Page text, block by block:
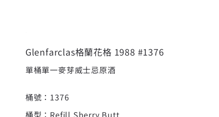
Glenfarclas格蘭花格 1988 #1376
單桶單一麥芽威士忌原酒
桶號：1376